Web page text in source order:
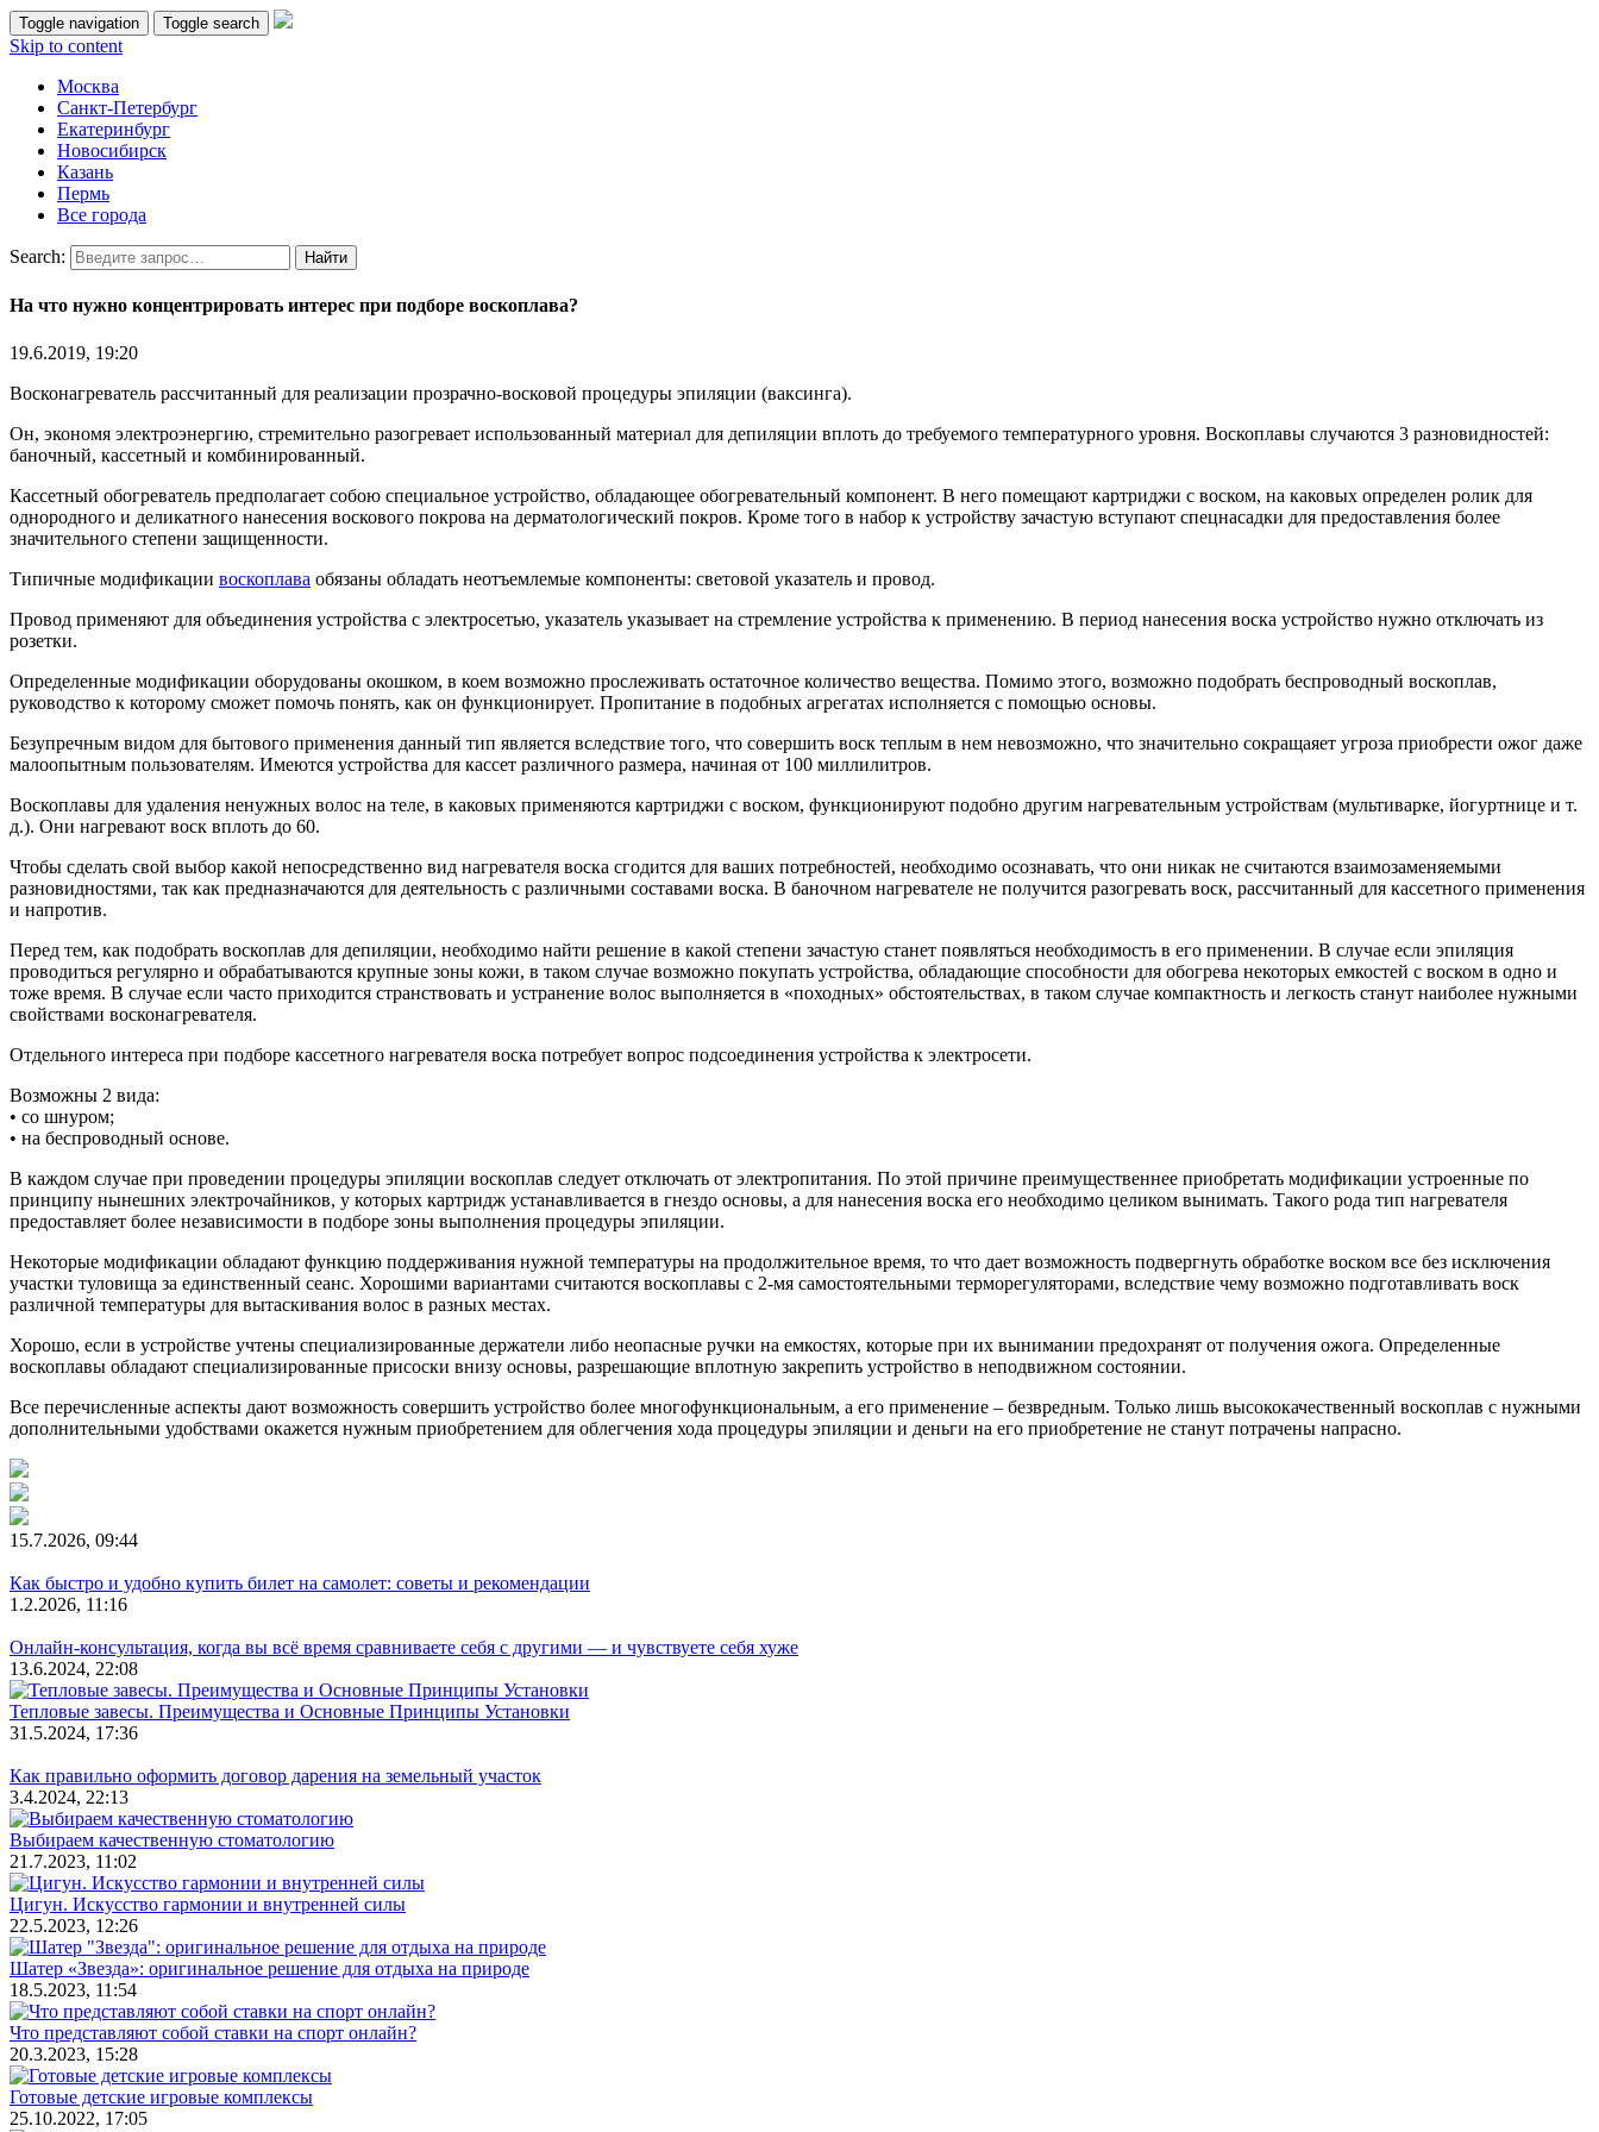
Toggle navigation Toggle search
Skip to content
Москва
Санкт-Петербург
Екатеринбург
Новосибирск
Казань
Пермь
Все города
Search:
На что нужно концентрировать интерес при подборе воскоплава?
19.6.2019, 19:20
Восконагреватель рассчитанный для реализации прозрачно-восковой процедуры эпиляции (ваксинга).
Он, экономя электроэнергию, стремительно разогревает использованный материал для депиляции вплоть до требуемого температурного уровня. Воскоплавы случаются 3 разновидностей:
баночный, кассетный и комбинированный.
Кассетный обогреватель предполагает собою специальное устройство, обладающее обогревательный компонент. В него помещают картриджи с воском, на каковых определен ролик для
однородного и деликатного нанесения воскового покрова на дерматологический покров. Кроме того в набор к устройству зачастую вступают спецнасадки для предоставления более
значительного степени защищенности.
Типичные модификации воскоплава обязаны обладать неотъемлемые компоненты: световой указатель и провод.
Провод применяют для объединения устройства с электросетью, указатель указывает на стремление устройства к применению. В период нанесения воска устройство нужно отключать из
розетки.
Определенные модификации оборудованы окошком, в коем возможно прослеживать остаточное количество вещества. Помимо этого, возможно подобрать беспроводный воскоплав,
руководство к которому сможет помочь понять, как он функционирует. Пропитание в подобных агрегатах исполняется с помощью основы.
Безупречным видом для бытового применения данный тип является вследствие того, что совершить воск теплым в нем невозможно, что значительно сокращаяет угроза приобрести ожог даже
малоопытным пользователям. Имеются устройства для кассет различного размера, начиная от 100 миллилитров.
Воскоплавы для удаления ненужных волос на теле, в каковых применяются картриджи с воском, функционируют подобно другим нагревательным устройствам (мультиварке, йогуртнице и т.
д.). Они нагревают воск вплоть до 60.
Чтобы сделать свой выбор какой непосредственно вид нагревателя воска сгодится для ваших потребностей, необходимо осознавать, что они никак не считаются взаимозаменяемыми
разновидностями, так как предназначаются для деятельность с различными составами воска. В баночном нагревателе не получится разогревать воск, рассчитанный для кассетного применения
и напротив.
Перед тем, как подобрать воскоплав для депиляции, необходимо найти решение в какой степени зачастую станет появляться необходимость в его применении. В случае если эпиляция
проводиться регулярно и обрабатываются крупные зоны кожи, в таком случае возможно покупать устройства, обладающие способности для обогрева некоторых емкостей с воском в одно и
тоже время. В случае если часто приходится странствовать и устранение волос выполняется в «походных» обстоятельствах, в таком случае компактность и легкость станут наиболее нужными
свойствами восконагревателя.
Отдельного интереса при подборе кассетного нагревателя воска потребует вопрос подсоединения устройства к электросети.
Возможны 2 вида:
• со шнуром;
• на беспроводный основе.
В каждом случае при проведении процедуры эпиляции воскоплав следует отключать от электропитания. По этой причине преимущественнее приобретать модификации устроенные по
принципу нынешних электрочайников, у которых картридж устанавливается в гнездо основы, а для нанесения воска его необходимо целиком вынимать. Такого рода тип нагревателя
предоставляет более независимости в подборе зоны выполнения процедуры эпиляции.
Некоторые модификации обладают функцию поддерживания нужной температуры на продолжительное время, то что дает возможность подвергнуть обработке воском все без исключения
участки туловища за единственный сеанс. Хорошими вариантами считаются воскоплавы с 2-мя самостоятельными терморегуляторами, вследствие чему возможно подготавливать воск
различной температуры для вытаскивания волос в разных местах.
Хорошо, если в устройстве учтены специализированные держатели либо неопасные ручки на емкостях, которые при их вынимании предохранят от получения ожога. Определенные
воскоплавы обладают специализированные присоски внизу основы, разрешающие вплотную закрепить устройство в неподвижном состоянии.
Все перечисленные аспекты дают возможность совершить устройство более многофункциональным, а его применение – безвредным. Только лишь высококачественный воскоплав с нужными
дополнительными удобствами окажется нужным приобретением для облегчения хода процедуры эпиляции и деньги на его приобретение не станут потрачены напрасно.
15.7.2026, 09:44
Как быстро и удобно купить билет на самолет: советы и рекомендации
1.2.2026, 11:16
Онлайн-консультация, когда вы всё время сравниваете себя с другими — и чувствуете себя хуже
13.6.2024, 22:08
Тепловые завесы. Преимущества и Основные Принципы Установки
31.5.2024, 17:36
Как правильно оформить договор дарения на земельный участок
3.4.2024, 22:13
Выбираем качественную стоматологию
21.7.2023, 11:02
Цигун. Искусство гармонии и внутренней силы
22.5.2023, 12:26
Шатер «Звезда»: оригинальное решение для отдыха на природе
18.5.2023, 11:54
Что представляют собой ставки на спорт онлайн?
20.3.2023, 15:28
Готовые детские игровые комплексы
25.10.2022, 17:05